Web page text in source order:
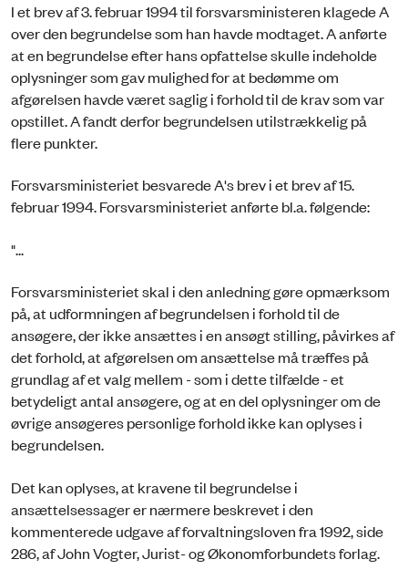
I et brev af 3. februar 1994 til forsvarsministeren klagede A
over den begrundelse som han havde modtaget. A anførte
at en begrundelse efter hans opfattelse skulle indeholde
oplysninger som gav mulighed for at bedømme om
afgørelsen havde været saglig i forhold til de krav som var
opstillet. A fandt derfor begrundelsen utilstrækkelig på
flere punkter.
Forsvarsministeriet besvarede A's brev i et brev af 15.
februar 1994. Forsvarsministeriet anførte bl.a. følgende:
"...
Forsvarsministeriet skal i den anledning gøre opmærksom
på, at udformningen af begrundelsen i forhold til de
ansøgere, der ikke ansættes i en ansøgt stilling, påvirkes af
det forhold, at afgørelsen om ansættelse må træffes på
grundlag af et valg mellem - som i dette tilfælde - et
betydeligt antal ansøgere, og at en del oplysninger om de
øvrige ansøgeres personlige forhold ikke kan oplyses i
begrundelsen.
Det kan oplyses, at kravene til begrundelse i
ansættelsessager er nærmere beskrevet i den
kommenterede udgave af forvaltningsloven fra 1992, side
286, af John Vogter, Jurist- og Økonomforbundets forlag.